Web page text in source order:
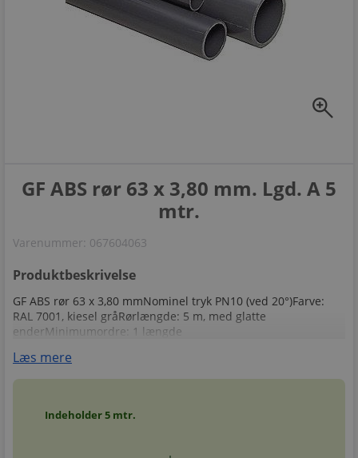
zoom_in
GF ABS rør 63 x 3,80 mm. Lgd. A 5
mtr.
Varenummer: 067604063
Produktbeskrivelse
GF ABS rør 63 x 3,80 mmNominel tryk PN10 (ved 20°)Farve:
RAL 7001, kiesel gråRørlængde: 5 m, med glatte
enderMinimumordre: 1 længde
Læs mere
Indeholder5 mtr.